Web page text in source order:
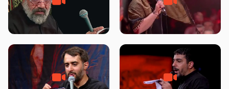
جانا جانا ابی عبدالله – کربلایی جواد
مقدم – شب هشتم محرم 1448 –
مادر منم مثل تو خمیدم – حاج
محمود کریمی – شهادت حضرت
هیئت رایة العباس علیه السلام